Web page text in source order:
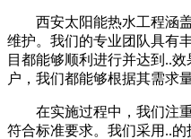
西安太阳能热水工程涵
维护。我们的专业团队具有
目都能够顺利进行并达到..
户，我们都能够根据其需求
在实施过程中，我们注
符合标准要求。我们采用..